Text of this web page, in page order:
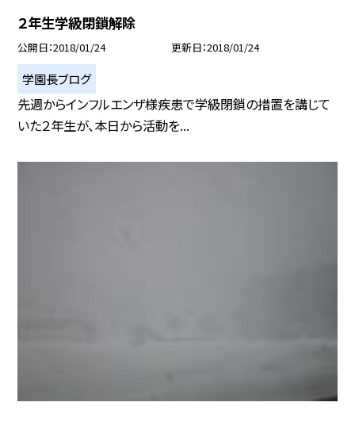
２年生学級閉鎖解除
公開日 2018/01/24 更新日 2018/01/24
学園長ブログ
先週からインフルエンザ様疾患で学級閉鎖の措置を講じて
いた２年生が、本日から活動を...